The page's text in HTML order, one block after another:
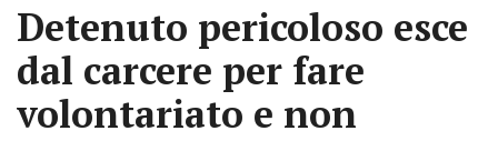
Detenuto pericoloso esce
dal carcere per fare
volontariato e non